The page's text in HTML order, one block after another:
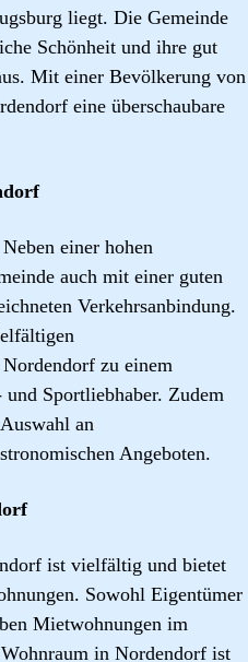
liegt. Die Gemeinde
Schönheit und ihre gut
Mit einer Bevölkerung von
eine überschaubare
einer hohen
auch mit einer guten
Verkehrsanbindung.
zu einem
Sportliebhaber. Zudem
an
Angeboten.
ist vielfältig und bietet
Sowohl Eigentümer
Mietwohnungen im
in Nordendorf ist